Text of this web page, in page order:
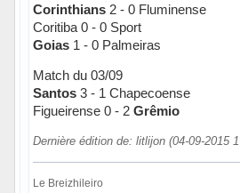
Corinthians2 - 0 Fluminense
Coritiba 0 - 0 Sport
Goias1 - 0 Palmeiras
Match du 03/09
Santos3 - 1 Chapecoense
Figueirense 0 - 2 Grêmio
Dernière édition de: litlijon (04-09-2015
Le Breizhileiro